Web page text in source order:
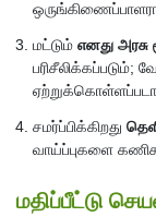
மட்டும் எனது அரசு
பரிசீலிக்கப்படும்;
சமர்ப்பிக்கிறது
வாய்ப்புகளை
மதிப்பீட்டு